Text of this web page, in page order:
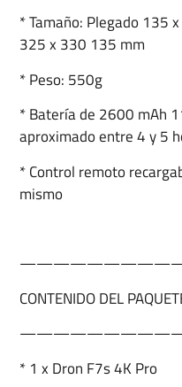
* Tamaño: Plegado 135
325 x 330 135 mm
* Peso: 550g
* Batería de 2600 mAh
aproximado entre 4 y 5
* Control remoto
mismo
CONTENIDO DEL
* 1 x Dron F7s 4K Pro